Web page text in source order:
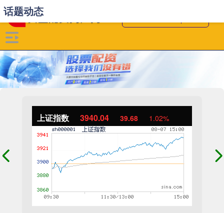
上证指数 3940.04 39.68 1.02%
话题动态